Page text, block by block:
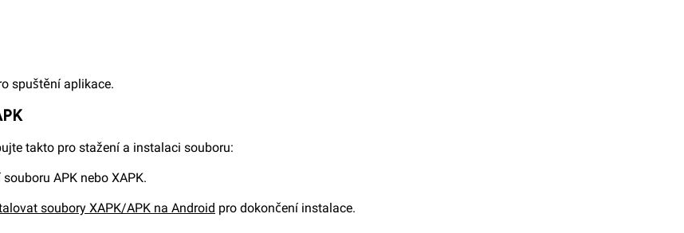
spuštění aplikace.
takto pro stažení a instalaci souboru:
APK nebo XAPK.
soubory XAPK/APK na Android pro dokončení instalace.